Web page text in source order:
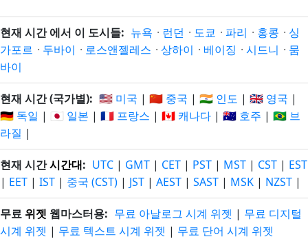
현재 시간 에서 이 도시들: 뉴욕 · 런던 · 도쿄 · 파리 · 홍콩 · 싱
가포르 · 두바이 · 로스앤젤레스 · 상하이 · 베이징 · 시드니 · 뭄
바이
현재 시간 (국가별): 🇺🇸 미국 | 🇨🇳 중국 | 🇮🇳 인도 | 🇬🇧 영국 |
🇩🇪 독일 | 🇯🇵 일본 | 🇫🇷 프랑스 | 🇨🇦 캐나다 | 🇦🇺 호주 | 🇧🇷 브
라질 |
현재 시간시간대: UTC | GMT | CET | PST | MST | CST | EST
| EET | IST | 중국 (CST) | JST | AEST | SAST | MSK | NZST |
무료 위젯 웹마스터용: 무료 아날로그 시계 위젯 | 무료 디지털
시계 위젯 | 무료 텍스트 시계 위젯 | 무료 단어 시계 위젯